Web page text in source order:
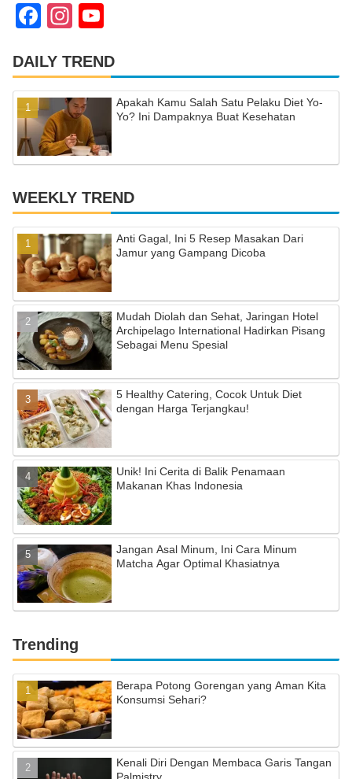
F
c
e
b
o
o
k
In
a
gr
a
m
u
T
u
b
e
C
h
a
n
n
el
DAILY TREND
Apakah Kamu Salah Satu Pelaku Diet Yo-
Yo? Ini Dampaknya Buat Kesehatan
WEEKLY TREND
Anti Gagal, Ini 5 Resep Masakan Dari
Jamur yang Gampang Dicoba
Mudah Diolah dan Sehat, Jaringan Hotel
Archipelago International Hadirkan Pisang
Sebagai Menu Spesial
5 Healthy Catering, Cocok Untuk Diet
dengan Harga Terjangkau!
Unik! Ini Cerita di Balik Penamaan
Makanan Khas Indonesia
Jangan Asal Minum, Ini Cara Minum
Matcha Agar Optimal Khasiatnya
Trending
Berapa Potong Gorengan yang Aman Kita
Konsumsi Sehari?
Kenali Diri Dengan Membaca Garis Tangan